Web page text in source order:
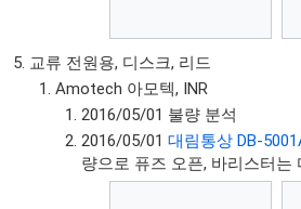
교류 전원용, 디스크, 리드
Amotech 아모텍, INR
2016/05/01 불량 분석
2016/05/01대림통상 DB-
량으로 퓨즈 오픈, 바리스터는